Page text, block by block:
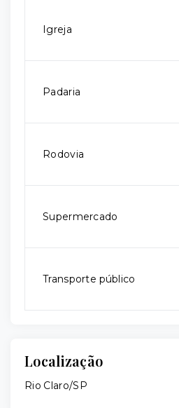
Igreja
Padaria
Rodovia
Supermercado
Transporte público
Localização
Rio Claro/SP